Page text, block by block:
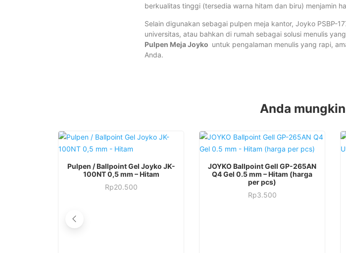
berkualitas tinggi (tersedia warna hitam dan biru) menjamin
Selain digunakan sebagai pulpen meja kantor, Joyko PSBP-
universitas, atau bahkan di rumah sebagai solusi menulis
Pulpen Meja Joyko untuk pengalaman menulis yang rapi,
Anda.
Anda
Pulpen / Ballpoint Gel Joyko JK-
100NT 0,5 mm – Hitam
Rp20.500
JOYKO Ballpoint Gell GP-265AN
Q4 Gel 0.5 mm – Hitam (harga
per pcs)
Rp3.500